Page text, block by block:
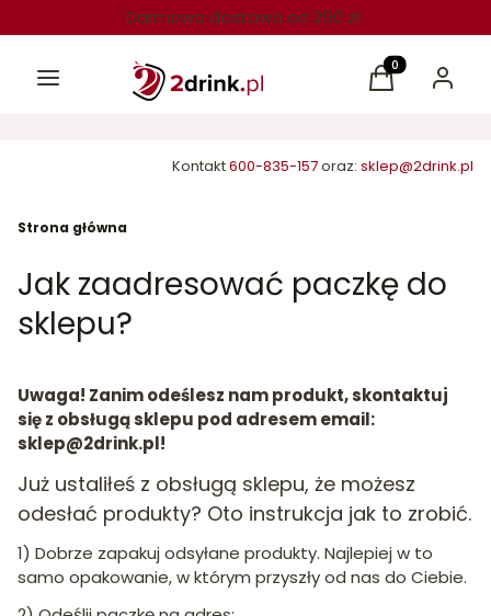
Darmowa dostawa od 250 zł
Menu Produkty w
Koszyk Zaloguj
Kontakt600-835-157oraz: sklep@2drink.pl
Strona główna
Jak zaadresować paczkę do
sklepu?
Uwaga! Zanim odeślesz nam produkt, skontaktuj
się z obsługą sklepu pod adresem email:
sklep@2drink.pl!
Już ustaliłeś z obsługą sklepu, że możesz
odesłać produkty? Oto instrukcja jak to zrobić.
1) Dobrze zapakuj odsyłane produkty. Najlepiej w to
samo opakowanie, w którym przyszły od nas do Ciebie.